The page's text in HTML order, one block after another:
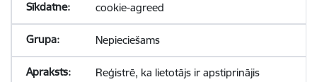
cookie-agreed
Nepieciešams
Reģistrē, ka lietotājs ir apstiprinājis